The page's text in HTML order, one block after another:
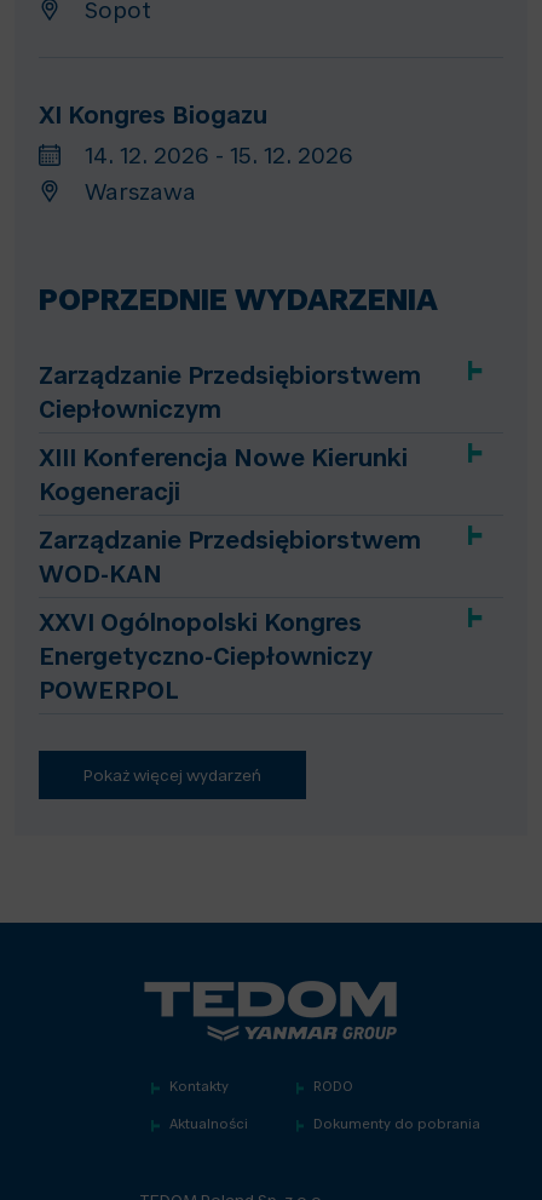
Sopot
XI Kongres Biogazu
14. 12. 2026 - 15. 12. 2026
Warszawa
POPRZEDNIE WYDARZENIA
Zarządzanie Przedsiębiorstwem
Ciepłowniczym
XIII Konferencja Nowe Kierunki
Kogeneracji
Zarządzanie Przedsiębiorstwem
WOD-KAN
XXVI Ogólnopolski Kongres
Energetyczno-Ciepłowniczy
POWERPOL
Pokaż więcej wydarzeń
Kontakty RODO
Aktualności Dokumenty do pobrania